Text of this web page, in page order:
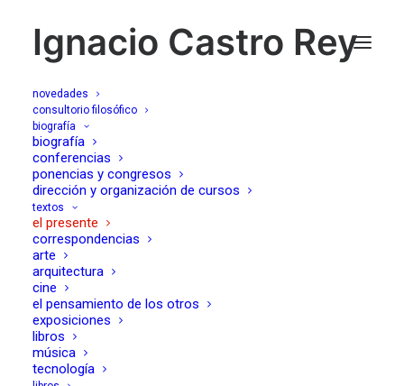
Ignacio Castro Rey
novedades
consultorio filosófico
biografía
biografía
conferencias
ponencias y congresos
dirección y organización de cursos
textos
el presente
correspondencias
arte
arquitectura
cine
el pensamiento de los otros
exposiciones
libros
música
tecnología
ESTATALIZAR LOS
CUERPOS (La trampa
biopolítica del
progresismo)
19/12/2022